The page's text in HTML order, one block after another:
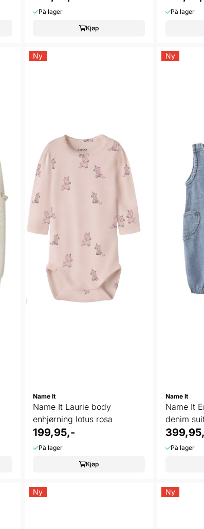
På lager
Kjøp
På lager
Ny
Name It
Name It Laurie body
enhjørning lotus rosa
199,95,-
På lager
Kjøp
Ny
Name It
Name It
denim
På lager
Ny Ny